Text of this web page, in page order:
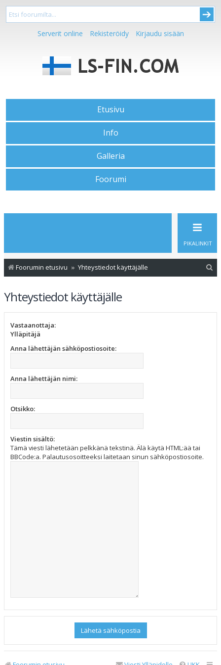
Serverit online Rekisteröidy Kirjaudu sisään
Etusivu
Info
Galleria
Foorumi
PIKALINKIT
Foorumin etusivu Yhteystiedot käyttäjälle
Yhteystiedot käyttäjälle
Vastaanottaja:
Ylläpitäjä
Anna lähettäjän sähköpostiosoite:
Anna lähettäjän nimi:
Otsikko:
Viestin sisältö:
Tämä viesti lähetetään pelkkänä tekstinä. Älä käytä HTML:ää tai
BBCode:a. Palautusosoitteeksi laitetaan sinun sähköpostiosoite.